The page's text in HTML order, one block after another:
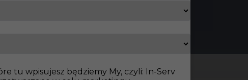
tu wpisujesz będziemy My, czyli: In-Serv